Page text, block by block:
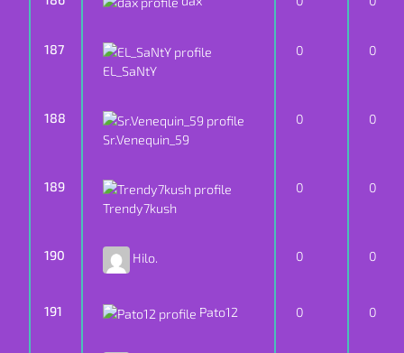
187
EL_SaNtY
0 0
188
Sr.Venequin_59
0 0
189
Trendy7kush
0 0
190 Hilo. 0 0
191 Pato12 0 0